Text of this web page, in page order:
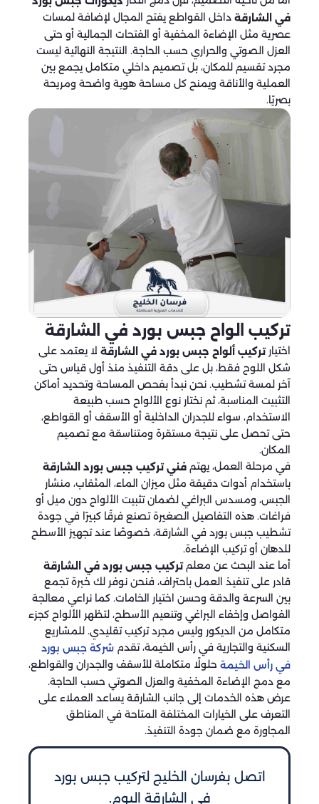
في الشارقة داخل القواطع يفتح المجال لإضافة لمسات
عصرية مثل الإضاءة المخفية أو الفتحات الجمالية أو حتى
العزل الصوتي والحراري حسب الحاجة. النتيجة النهائية ليست
مجرد تقسيم للمكان، بل تصميم داخلي متكامل يجمع بين
العملية والأناقة ويمنح كل مساحة هوية واضحة ومريحة
بصريًا.
تركيب الواح جبس بورد في الشارقة
اختيارتركيب ألواح جبس بورد في الشارقة لا يعتمد على
شكل اللوح فقط، بل على دقة التنفيذ منذ أول قياس حتى
آخر لمسة تشطيب. نحن نبدأ بفحص المساحة وتحديد أماكن
التثبيت المناسبة، ثم نختار نوع الألواح حسب طبيعة
الاستخدام، سواء للجدران الداخلية أو الأسقف أو القواطع،
حتى تحصل على نتيجة مستقرة ومتناسقة مع تصميم
المكان.
في مرحلة العمل، يهتم فني تركيب جبس بورد الشارقة
باستخدام أدوات دقيقة مثل ميزان الماء، المثقاب، منشار
الجبس، ومسدس البراغي لضمان تثبيت الألواح دون ميل أو
فراغات. هذه التفاصيل الصغيرة تصنع فرقًا كبيرًا في جودة
تشطيب جبس بورد في الشارقة، خصوصًا عند تجهيز الأسطح
للدهان أو تركيب الإضاءة.
أما عند البحث عن معلمتركيب جبس بورد في الشارقة
قادر على تنفيذ العمل باحتراف، فنحن نوفر لك خبرة تجمع
بين السرعة والدقة وحسن اختيار الخامات. كما نراعي معالجة
الفواصل وإخفاء البراغي وتنعيم الأسطح، لتظهر الألواح كجزء
متكامل من الديكور وليس مجرد تركيب تقليدي. للمشاريع
السكنية والتجارية في رأس الخيمة، تقدم شركة جبس بورد
في رأس الخيمة حلولًا متكاملة للأسقف والجدران والقواطع،
مع دمج الإضاءة المخفية والعزل الصوتي حسب الحاجة.
عرض هذه الخدمات إلى جانب الشارقة يساعد العملاء على
التعرف على الخيارات المختلفة المتاحة في المناطق
المجاورة مع ضمان جودة التنفيذ.
اتصل بفرسان الخليج لتركيب جبس بورد
في الشارقة اليوم.